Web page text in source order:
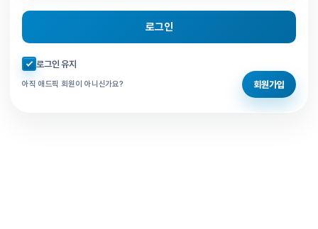
로그인
자동로그인 체크
로그인 유지
아직 애드픽 회원이 아니신가요? 회원가입